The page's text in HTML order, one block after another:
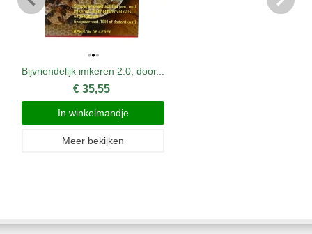
Bijvriendelijk imkeren 2.0, door...
€ 35,55
In winkelmandje
Meer bekijken